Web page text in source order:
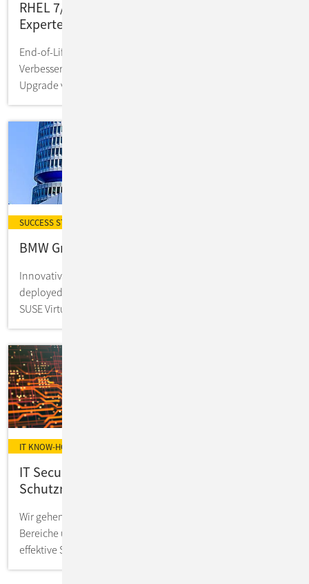
RHEL 7/8 auf RHEL 9: Migration mit
Expertenbegleitung
End-of-Life als Chance zur Transformation und
Verbesserung Ihrer Unternehmenssysteme: So gelingt das
Upgrade von RHEL 7 + 8 nahtlos.
SUCCESS STORY
BMW Group: „State-of-the-art“ Edge Plattform
Innovative Infrastruktur für interne Projekte: BMW
deployed eine K8s-Lösung, die auf SUSE Rancher Prime &
SUSE Virtualization als HCI basiert.
IT KNOW-HOW
IT Security: Definition, Ziele, Gefahren &
Schutzmaßnahmen
Wir gehen auf die Definition von IT Security, deren
Bereiche und Ziele sowie mögliche Gefahren und
effektive Schutzmaßnahmen ein.